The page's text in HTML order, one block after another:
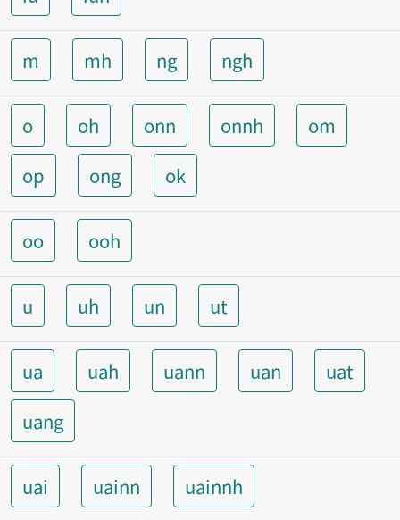
m mh ng ngh
o oh onn onnh
om
op
ong ok
oo ooh
u uh un ut
ua uah uann uan
uat
uang
uai uainn uainnh